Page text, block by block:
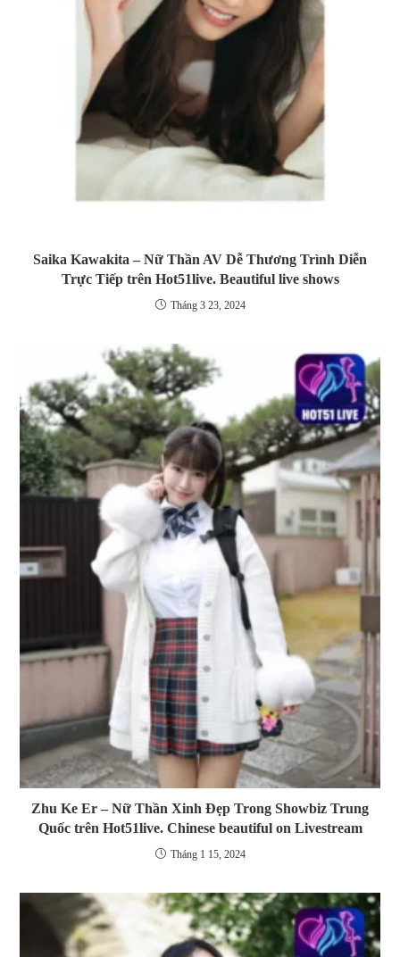
Saika Kawakita – Nữ Thần AV Dễ Thương Trình Diễn
Trực Tiếp trên Hot51live. Beautiful live shows
Tháng 3 23, 2024
Zhu Ke Er – Nữ Thần Xinh Đẹp Trong Showbiz Trung
Quốc trên Hot51live. Chinese beautiful on Livestream
Tháng 1 15, 2024